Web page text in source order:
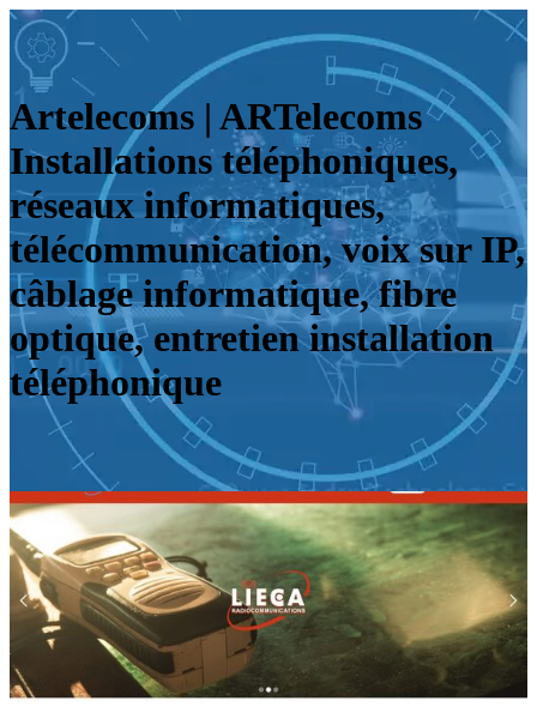
Artelecoms | ARTelecoms
Instal­la­tions téléphoni­ques,
réseaux infor­mati­ques,
télécom­munica­tion, voix sur IP,
câblage infor­mati­que, fibre
optique, entretien instal­la­tion
téléphoni­que